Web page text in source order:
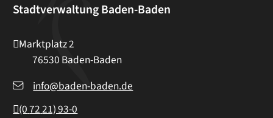
Stadtverwaltung Baden-Baden
Marktplatz 2
76530 Baden-Baden
info@baden-baden.de
(07221) 93-0